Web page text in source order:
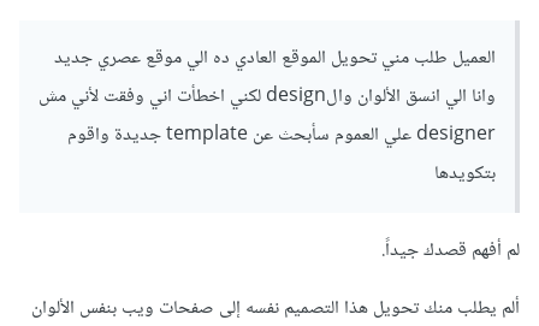
صفحة ويب يُمكنك إضافتها لكروم أو موزيلا فهي موجودة.
كما أني أنصحك بأخذ أحد التصاميم الموجودة في مسار خمس
صفحات هبوط و حاول تقليدها بنفسك دون الإستعانة بالدروس أو
المدرب.
على الأسئلة في قسم التصميم أو طرح سؤالك في هذا الموضوع
العميل طلب مني تحويل الموقع العادي ده الي موقع عصري جديد
وانا الي انسق الألوان والdesign لكني اخطأت اني وفقت لأني مش
designer علي العموم سأبحث عن template جديدة واقوم
بتكويدها
لم أفهم قصدك جيداً.
ألم يطلب منك تحويل هذا التصميم نفسه إلى صفحات ويب بنفس الألوان